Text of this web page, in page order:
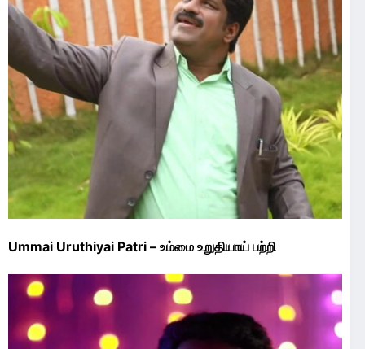
Ummai Uruthiyai Patri – உம்மை உறுதியாய் பற்றி